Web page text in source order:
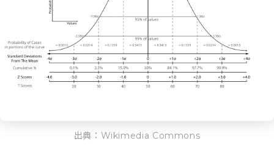
出典：Wikimedia Commons